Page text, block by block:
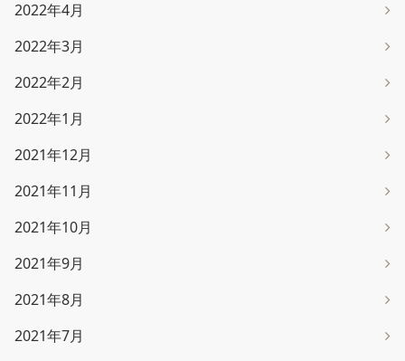
2022年4月
2022年3月
2022年2月
2022年1月
2021年12月
2021年11月
2021年10月
2021年9月
2021年8月
2021年7月